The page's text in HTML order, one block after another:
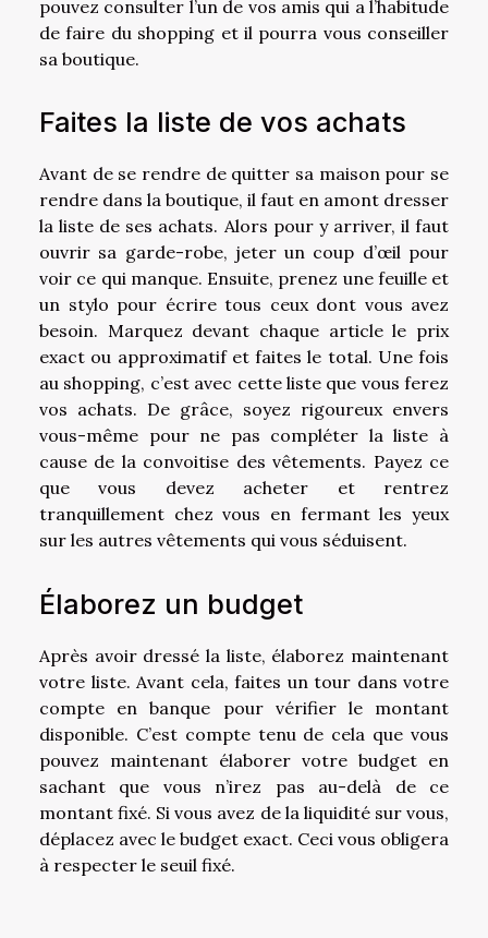
pouvez consulter l’un de vos amis qui a l’habitude
de faire du shopping et il pourra vous conseiller
sa boutique.
Faites la liste de vos achats
Avant de se rendre de quitter sa maison pour se
rendre dans la boutique, il faut en amont dresser
la liste de ses achats. Alors pour y arriver, il faut
ouvrir sa garde-robe, jeter un coup d’œil pour
voir ce qui manque. Ensuite, prenez une feuille et
un stylo pour écrire tous ceux dont vous avez
besoin. Marquez devant chaque article le prix
exact ou approximatif et faites le total. Une fois
au shopping, c’est avec cette liste que vous ferez
vos achats. De grâce, soyez rigoureux envers
vous-même pour ne pas compléter la liste à
cause de la convoitise des vêtements. Payez ce
que vous devez acheter et rentrez
tranquillement chez vous en fermant les yeux
sur les autres vêtements qui vous séduisent.
Élaborez un budget
Après avoir dressé la liste, élaborez maintenant
votre liste. Avant cela, faites un tour dans votre
compte en banque pour vérifier le montant
disponible. C’est compte tenu de cela que vous
pouvez maintenant élaborer votre budget en
sachant que vous n’irez pas au-delà de ce
montant fixé. Si vous avez de la liquidité sur vous,
déplacez avec le budget exact. Ceci vous obligera
à respecter le seuil fixé.